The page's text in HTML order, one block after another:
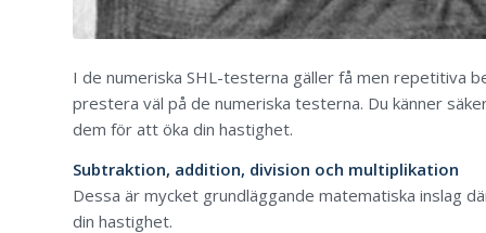
I de numeriska SHL-testerna gäller få men repetitiva
prestera väl på de numeriska testerna. Du känner
dem för att öka din hastighet.
Subtraktion, addition, division och multiplikation
Dessa är mycket grundläggande matematiska inslag
din hastighet.